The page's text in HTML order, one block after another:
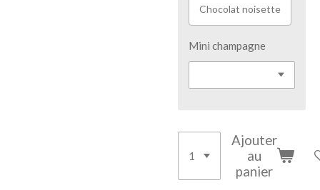
Chocolat noisette
Mini champagne
Ajouter
au
panier